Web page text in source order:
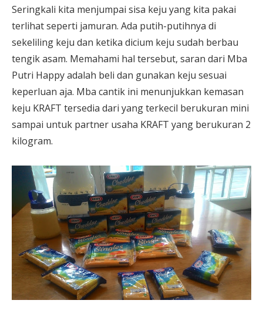
Seringkali kita menjumpai sisa keju yang kita pakai
terlihat seperti jamuran. Ada putih-putihnya di
sekeliling keju dan ketika dicium keju sudah berbau
tengik asam. Memahami hal tersebut, saran dari Mba
Putri Happy adalah beli dan gunakan keju sesuai
keperluan aja. Mba cantik ini menunjukkan kemasan
keju KRAFT tersedia dari yang terkecil berukuran mini
sampai untuk partner usaha KRAFT yang berukuran 2
kilogram.